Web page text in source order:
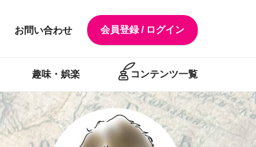
会員登録 / ログイン
お問い合わせ
趣味・娯楽 コンテンツ一覧